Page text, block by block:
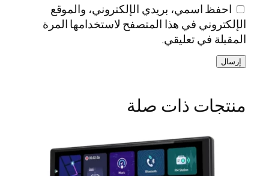
احفظ اسمي، بريدي الإلكتروني، والموقع
الإلكتروني في هذا المتصفح لاستخدامها المرة
المقبلة في تعليقي.
منتجات ذات صلة